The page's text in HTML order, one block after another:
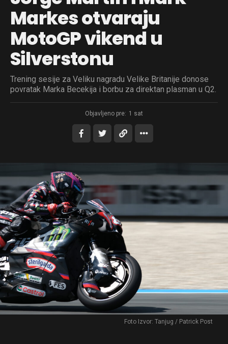
Markes otvaraju
MotoGP vikend u
Silverstonu
Trening sesije za Veliku nagradu Velike Britanije donose
povratak Marka Becekija i borbu za direktan plasman u Q2.
Objavljeno pre: 1 sat
Foto Izvor: Tanjug / Patrick Post